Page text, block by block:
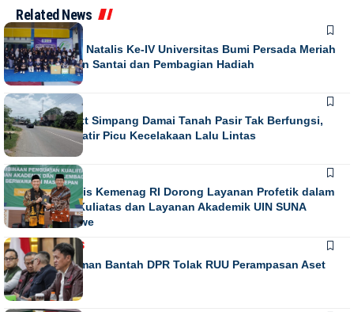
Related News
NEWS
Puncak Dies Natalis Ke-IV Universitas Bumi Persada Meriah
dengan Jalan Santai dan Pembagian Hadiah
NEWS
Running Text Simpang Damai Tanah Pasir Tak Berfungsi,
Warga Khawatir Picu Kecelakaan Lalu Lintas
NEWS
Direktur Diktis Kemenag RI Dorong Layanan Profetik dalam
Penguatan Kuliatas dan Layanan Akademik UIN SUNA
Lhokseumawe
NASIONALNEWS
Habiburokhman Bantah DPR Tolak RUU Perampasan Aset